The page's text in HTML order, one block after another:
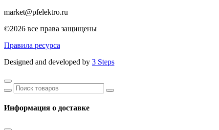
market@pfelektro.ru
©2026 все права защищены
Правила ресурса
Designed and developed by 3 Steps
Информация о доставке